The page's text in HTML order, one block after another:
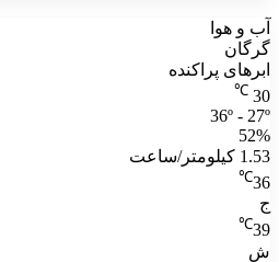
آب و هوا
گرگان
ابرهای پراکنده
30
℃
36º - 27º
52%
1.53 کیلومتر/ساعت
36
℃
ج
39
℃
ش